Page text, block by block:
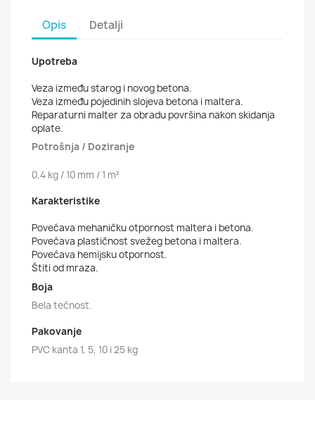
Opis Detalji
Upotreba
Veza između starog i novog betona.
Veza između pojedinih slojeva betona i maltera.
Reparaturni malter za obradu površina nakon skidanja
oplate.
Potrošnja / Doziranje
0,4 kg / 10 mm / 1 m²
Karakteristike
Povećava mehaničku otpornost maltera i betona.
Povećava plastičnost svežeg betona i maltera.
Povećava hemijsku otpornost.
Štiti od mraza.
Boja
Bela tečnost.
Pakovanje
PVC kanta 1, 5, 10 i 25 kg